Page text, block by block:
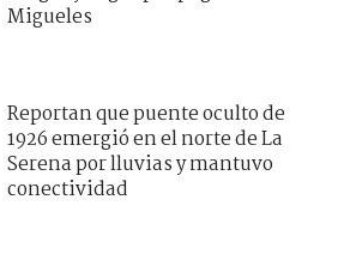
Migueles
Reportan que puente oculto de
1926 emergió en el norte de La
Serena por lluvias y mantuvo
conectividad